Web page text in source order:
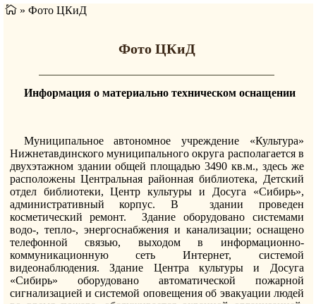
» Фото ЦКиД
Фото ЦКиД
Информация о материально техническом оснащении
Муниципальное автономное учреждение «Культура»
Нижнетавдинского муниципального округа располагается в
двухэтажном здании общей площадью 3490 кв.м., здесь же
расположены Центральная районная библиотека, Детский
отдел библиотеки, Центр культуры и Досуга «Сибирь»,
административный корпус. В здании проведен
косметический ремонт. Здание оборудовано системами
водо-, тепло-, энергоснабжения и канализации; оснащено
телефонной связью, выходом в информационно-
коммуникационную сеть Интернет, системой
видеонаблюдения. Здание Центра культуры и Досуга
«Сибирь» оборудовано автоматической пожарной
сигнализацией и системой оповещения об эвакуации людей